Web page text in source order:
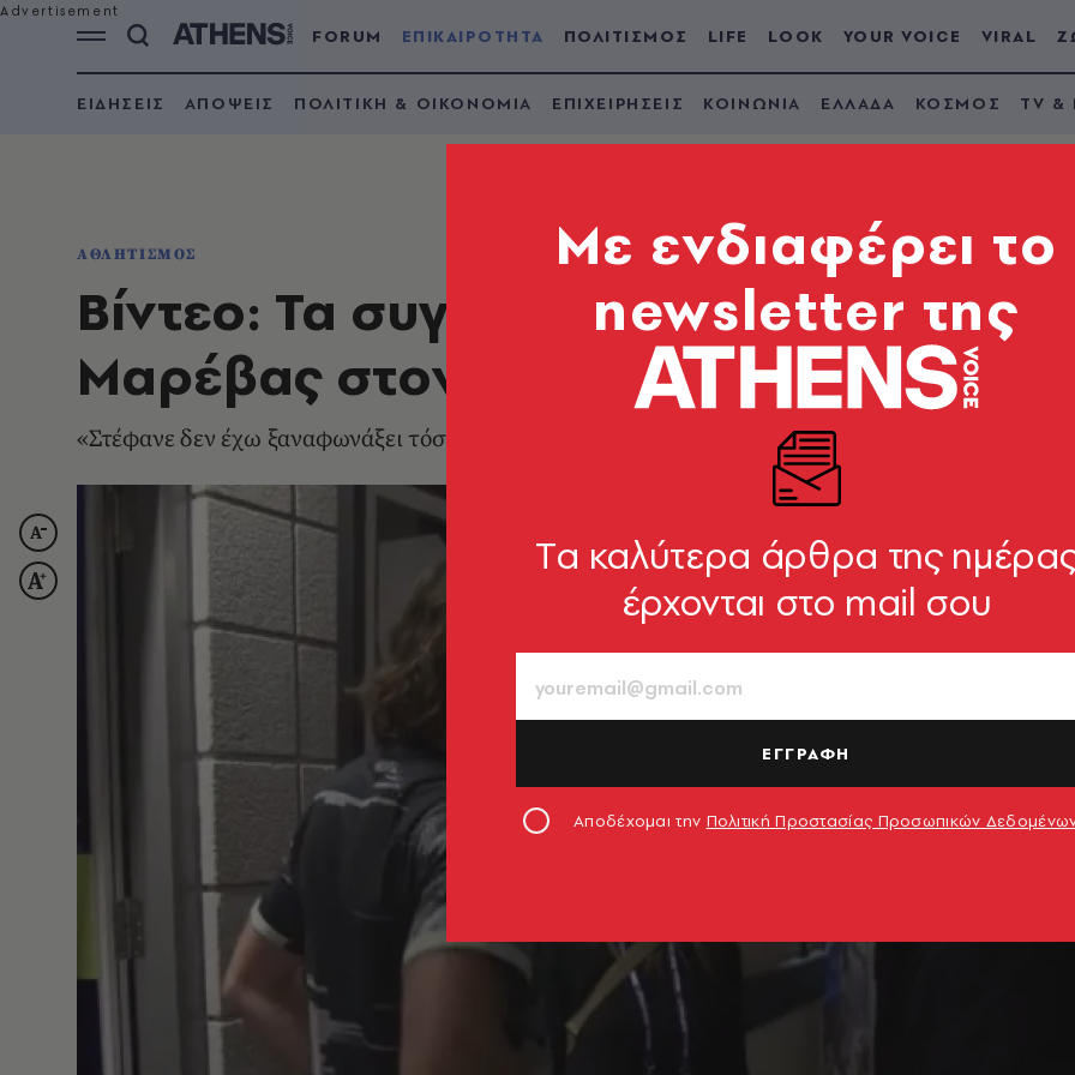
FORUM ΕΠΙΚΑΙΡΟΤΗΤΑ ΠΟΛΙΤΙΣΜΟΣ LIFE LOOK YOUR VOICE VIRAL
ΕΙΔΗΣΕΙΣ ΑΠΟΨΕΙΣ ΠΟΛΙΤΙΚΗ & ΟΙΚΟΝΟΜΙΑ ΕΠΙΧΕΙΡΗΣΕΙΣ ΚΟΙΝΩΝΙΑ ΕΛΛΑΔΑ ΚΟΣΜΟΣ TV &
ΑΘΛΗΤΙΣΜΟΣ
Βίντεο: Τα συγχαρητήρια Μητσοτάκη -
Μαρέβας στον Τσιτσιπά
«Στέφανε δεν έχω ξαναφωνάξει τόσο πολύ στη ζωή μου ‘παιχταρά’»
Mε ενδιαφέρει το
newsletter της
Tα καλύτερα άρθρα της
έρχονται στο mail σου
ΕΓΓΡΑΦΗ
Αποδέχομαι την Πολιτική Προστασίας Προσωπικών